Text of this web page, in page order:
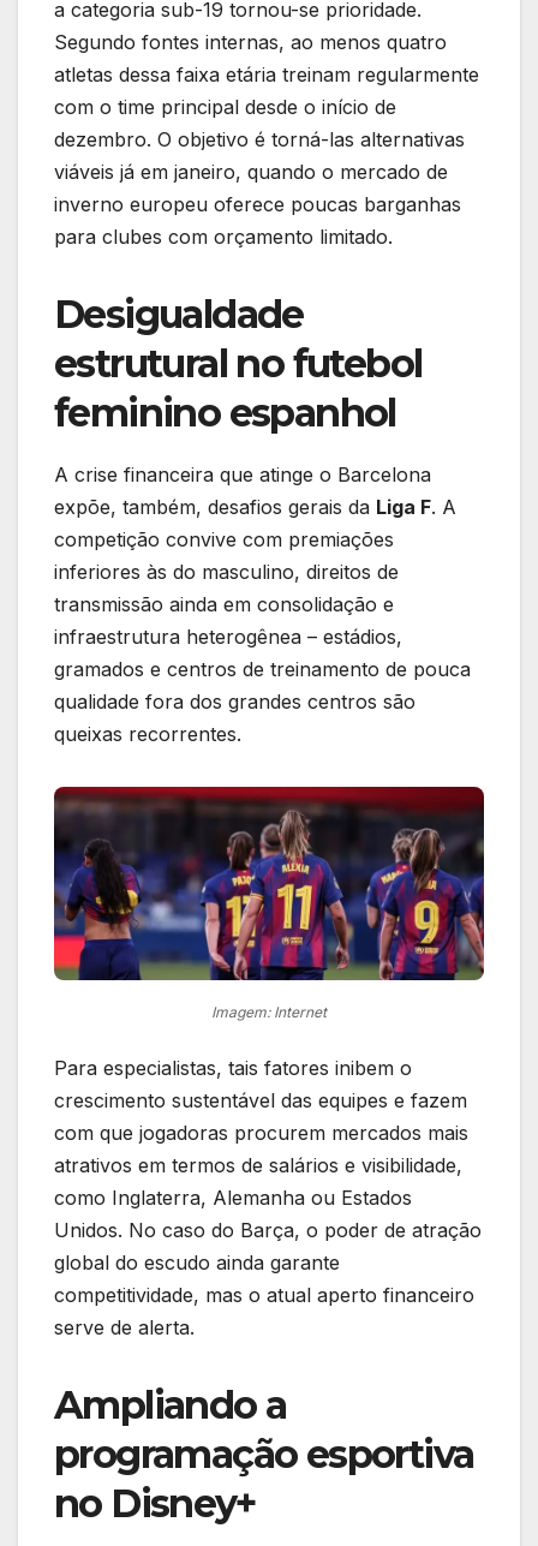
a categoria sub-19 tornou-se prioridade.
Segundo fontes internas, ao menos quatro
atletas dessa faixa etária treinam regularmente
com o time principal desde o início de
dezembro. O objetivo é torná-las alternativas
viáveis já em janeiro, quando o mercado de
inverno europeu oferece poucas barganhas
para clubes com orçamento limitado.
Desigualdade
estrutural no futebol
feminino espanhol
A crise financeira que atinge o Barcelona
expõe, também, desafios gerais da Liga F. A
competição convive com premiações
inferiores às do masculino, direitos de
transmissão ainda em consolidação e
infraestrutura heterogênea – estádios,
gramados e centros de treinamento de pouca
qualidade fora dos grandes centros são
queixas recorrentes.
Imagem: Internet
Para especialistas, tais fatores inibem o
crescimento sustentável das equipes e fazem
com que jogadoras procurem mercados mais
atrativos em termos de salários e visibilidade,
como Inglaterra, Alemanha ou Estados
Unidos. No caso do Barça, o poder de atração
global do escudo ainda garante
competitividade, mas o atual aperto financeiro
serve de alerta.
Ampliando a
programação esportiva
no Disney+